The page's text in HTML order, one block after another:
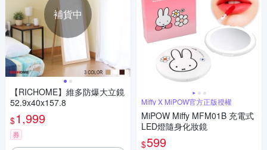
補貨中
【RICHOME】維多防爆大立鏡
52.9x40x157.8
$1,999
券
Miffy X MiPOW官方正版授權
MiPOW Miffy MFM01B 充電式
LED燈隨身化妝鏡
$599